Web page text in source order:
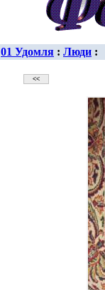
01 Удомля : Люди :